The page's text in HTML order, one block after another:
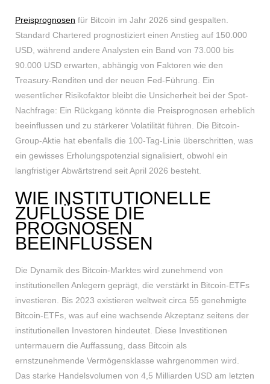
Preisprognosen für Bitcoin im Jahr 2026 sind gespalten.
Standard Chartered prognostiziert einen Anstieg auf 150.000
USD, während andere Analysten ein Band von 73.000 bis
90.000 USD erwarten, abhängig von Faktoren wie den
Treasury-Renditen und der neuen Fed-Führung. Ein
wesentlicher Risikofaktor bleibt die Unsicherheit bei der Spot-
Nachfrage: Ein Rückgang könnte die Preisprognosen erheblich
beeinflussen und zu stärkerer Volatilität führen. Die Bitcoin-
Group-Aktie hat ebenfalls die 100-Tag-Linie überschritten, was
ein gewisses Erholungspotenzial signalisiert, obwohl ein
langfristiger Abwärtstrend seit April 2026 besteht.
WIE INSTITUTIONELLE
ZUFLÜSSE DIE
PROGNOSEN
BEEINFLUSSEN
Die Dynamik des Bitcoin-Marktes wird zunehmend von
institutionellen Anlegern geprägt, die verstärkt in Bitcoin-ETFs
investieren. Bis 2023 existieren weltweit circa 55 genehmigte
Bitcoin-ETFs, was auf eine wachsende Akzeptanz seitens der
institutionellen Investoren hindeutet. Diese Investitionen
untermauern die Auffassung, dass Bitcoin als
ernstzunehmende Vermögensklasse wahrgenommen wird.
Das starke Handelsvolumen von 4,5 Milliarden USD am letzten